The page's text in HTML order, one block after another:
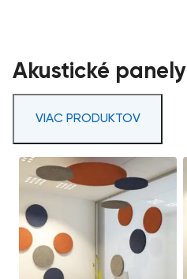
Akustické panely
VIAC PRODUKTOV